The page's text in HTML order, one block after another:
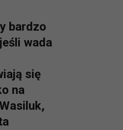
bardzo
wada
się
na